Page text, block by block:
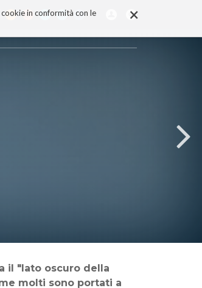
×
in conformità con le
molti sono portati a